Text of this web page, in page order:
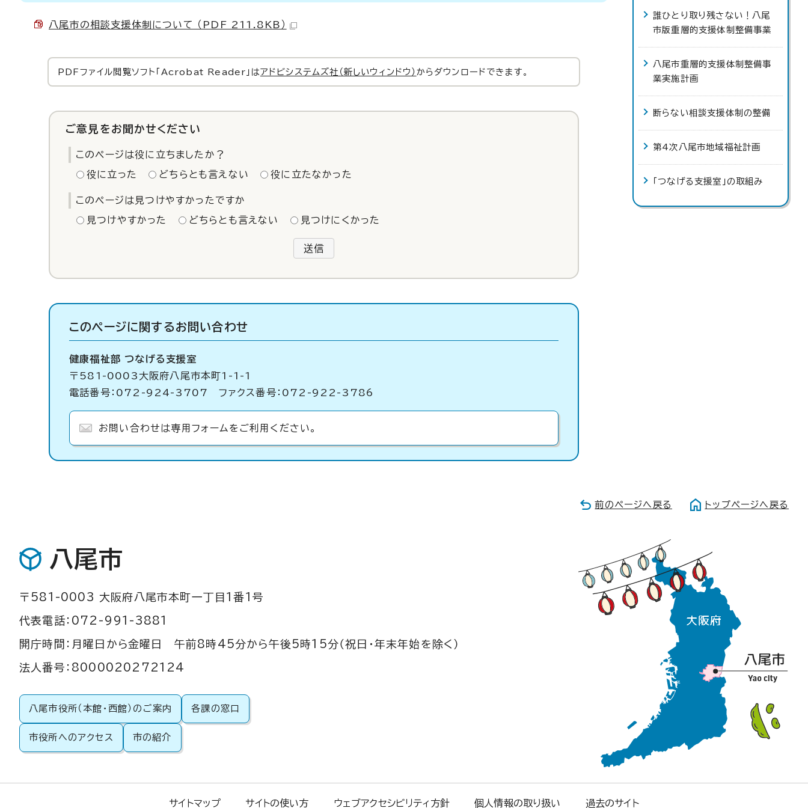
八尾市の相談支援体制について （PDF 211.8KB）
PDFファイル閲覧ソフト「Acrobat Reader」はアドビシステムズ社（新しいウィンドウ） からダウンロードできます。
ご意見をお聞かせください
このページは役に立ちましたか？
役に立った どちらとも言えない 役に立たなかった
このページは見つけやすかったですか
見つけやすかった どちらとも言えない 見つけにくかった
送信
このページに関するお問い合わせ
健康福祉部 つなげる支援室
〒581-0003大阪府八尾市本町1-1-1
電話番号：072-924-3707 ファクス番号：072-922-3786
お問い合わせは専用フォームをご利用ください。
誰ひとり取り残さない！八尾
市版重層的支援体制整備事業
八尾市重層的支援体制整備事
業実施計画
断らない相談支援体制の整備
第4次八尾市地域福祉計画
「つなげる支援室」の取組み
前のページへ戻る トップページへ戻る
八尾市
〒581-0003 大阪府八尾市本町一丁目1番1号
代表電話：072-991-3881
開庁時間：月曜日から金曜日 午前8時45分から午後5時15分（祝日・年末年始を除く）
法人番号：8000020272124
八尾市役所（本館・西館）のご案内 各課の窓口
市役所へのアクセス 市の紹介
サイトマップ サイトの使い方 ウェブアクセシビリティ方針 個人情報の取り扱い 過去のサイト